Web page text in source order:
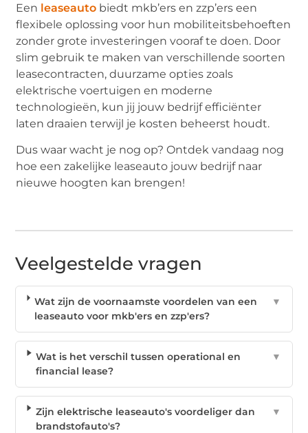
Een leaseauto biedt mkb’ers en zzp’ers een
flexibele oplossing voor hun mobiliteitsbehoeften
zonder grote investeringen vooraf te doen. Door
slim gebruik te maken van verschillende soorten
leasecontracten, duurzame opties zoals
elektrische voertuigen en moderne
technologieën, kun jij jouw bedrijf efficiënter
laten draaien terwijl je kosten beheerst houdt.
Dus waar wacht je nog op? Ontdek vandaag nog
hoe een zakelijke leaseauto jouw bedrijf naar
nieuwe hoogten kan brengen!
Veelgestelde vragen
Wat zijn de voornaamste voordelen van een
leaseauto voor mkb'ers en zzp'ers?
▼
Wat is het verschil tussen operational en
financial lease?
▼
Zijn elektrische leaseauto's voordeliger dan
brandstofauto's?
▼